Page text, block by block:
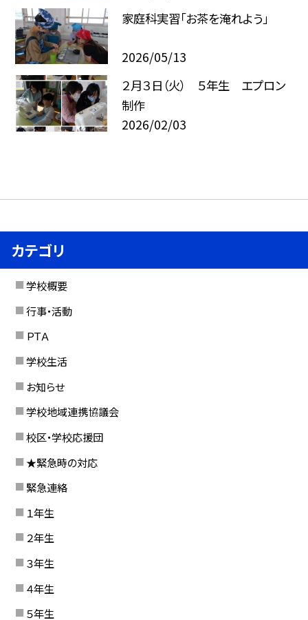
家庭科実習「お茶を淹れよう」
2026/05/13
２月３日（火） ５年生 エプロン
制作
2026/02/03
カテゴリ
学校概要
行事・活動
ＰＴＡ
学校生活
お知らせ
学校地域連携協議会
校区・学校応援団
★緊急時の対応
緊急連絡
１年生
２年生
３年生
４年生
５年生